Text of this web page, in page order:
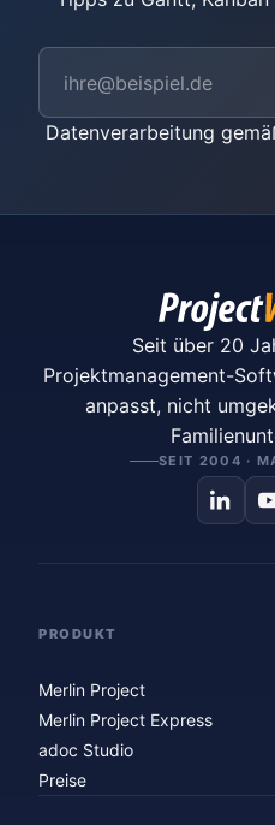
Datenverarbeitung
Seit über 20
Projektmanagement-
anpasst, nicht
SEIT 2004 ·
PRODUKT
Merlin Project
Merlin Project Express
adoc Studio
Preise